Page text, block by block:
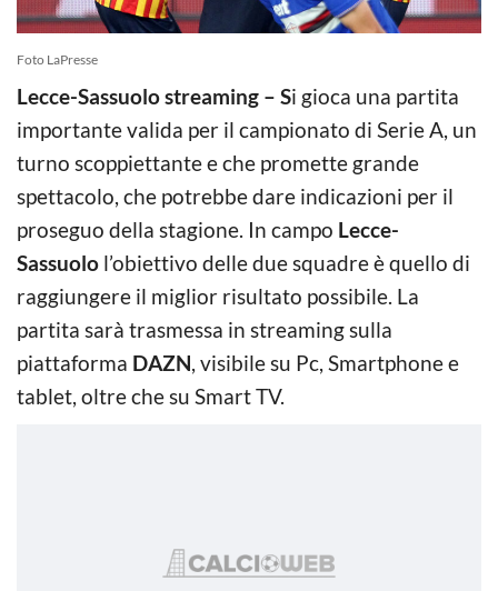
Foto LaPresse
Lecce-Sassuolo streaming – Si gioca una partita
importante valida per il campionato di Serie A, un
turno scoppiettante e che promette grande
spettacolo, che potrebbe dare indicazioni per il
proseguo della stagione. In campo Lecce-
Sassuolo l’obiettivo delle due squadre è quello di
raggiungere il miglior risultato possibile. La
partita sarà trasmessa in streaming sulla
piattaforma DAZN, visibile su Pc, Smartphone e
tablet, oltre che su Smart TV.